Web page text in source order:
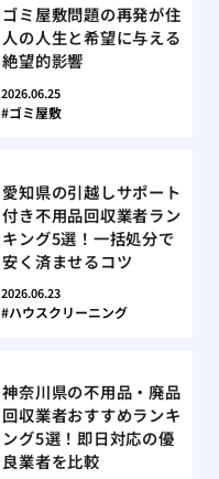
ゴミ屋敷問題の再発が住
人の人生と希望に与える
絶望的影響
2026.06.25
ゴミ屋敷
愛知県の引越しサポート
付き不用品回収業者ラン
キング5選！一括処分で
安く済ませるコツ
2026.06.23
ハウスクリーニング
神奈川県の不用品・廃品
回収業者おすすめランキ
ング5選！即日対応の優
良業者を比較